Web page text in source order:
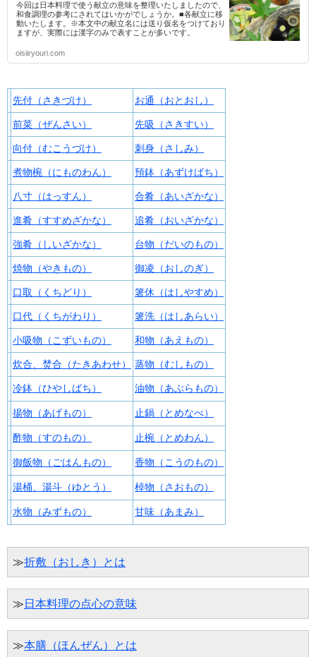
今回は日本料理で使う献立の意味を整理いたしましたので、
和食調理の参考にされてはいかがでしょうか。■各献立に移
動いたします。※本文中の献立名には送り仮名をつけており
ますが、実際には漢字のみで表すことが多いです。
oisiiryouri.com
先付（さきづけ） お通（おとおし）
前菜（ぜんさい） 先吸（さきすい）
向付（むこうづけ） 刺身（さしみ）
煮物椀（にものわん） 預鉢（あずけばち）
八寸（はっすん） 合肴（あいざかな）
進肴（すすめざかな） 追肴（おいざかな）
強肴（しいざかな） 台物（だいのもの）
焼物（やきもの） 御凌（おしのぎ）
口取（くちどり） 箸休（はしやすめ）
口代（くちがわり） 箸洗（はしあらい）
小吸物（こずいもの） 和物（あえもの）
炊合、焚合（たきあわせ） 蒸物（むしもの）
冷鉢（ひやしばち） 油物（あぶらもの）
揚物（あげもの） 止鍋（とめなべ）
酢物（すのもの） 止椀（とめわん）
御飯物（ごはんもの） 香物（こうのもの）
湯桶、湯斗（ゆとう） 棹物（さおもの）
水物（みずもの） 甘味（あまみ）
≫折敷（おしき）とは
≫日本料理の点心の意味
≫本膳（ほんぜん）とは